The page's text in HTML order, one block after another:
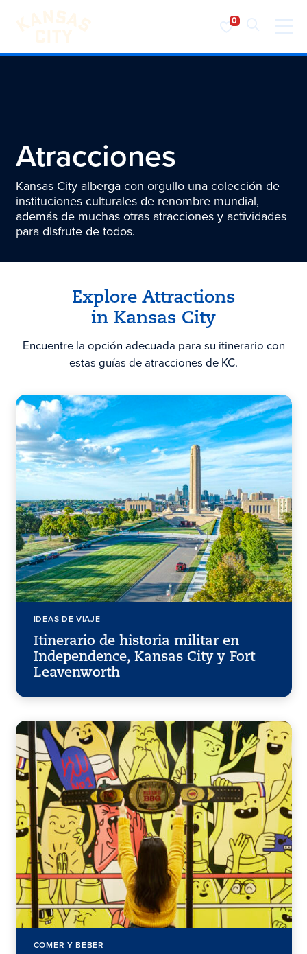
Visita KC
Atracciones
Kansas City alberga con orgullo una colección de
instituciones culturales de renombre mundial,
además de muchas otras atracciones y actividades
para disfrute de todos.
Explore Attractions
in Kansas City
Encuentre la opción adecuada para su itinerario con
estas guías de atracciones de KC.
IDEAS DE VIAJE
Itinerario de historia militar en
Independence, Kansas City y Fort
Leavenworth
COMER Y BEBER